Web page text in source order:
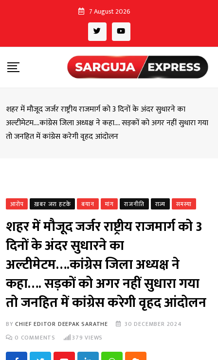
7 August 2026
शहर में मौजूद जर्जर राष्ट्रीय राजमार्ग को 3 दिनों के अंदर सुधारने का
अल्टीमेटम….कांग्रेस जिला अध्यक्ष ने कहा…. सड़कों को अगर नहीं सुधारा गया
तो जनहित में कांग्रेस करेगी वृहद आंदोलन
आरोप ख़बर जरा हटके बयान मांग राजनीति राज्य समस्या
शहर में मौजूद जर्जर राष्ट्रीय राजमार्ग को 3
दिनों के अंदर सुधारने का
अल्टीमेटम….कांग्रेस जिला अध्यक्ष ने
कहा…. सड़कों को अगर नहीं सुधारा गया
तो जनहित में कांग्रेस करेगी वृहद आंदोलन
BYCHIEF EDITOR DEEPAK SARATHE
30 DECEMBER 2024
0 COMMENTS 379 VIEWS